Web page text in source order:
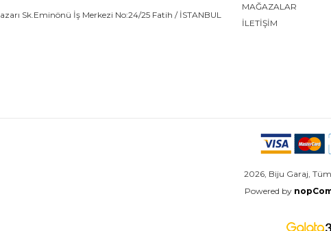
Sk.Eminönü İş Merkezi No:24/25 Fatih / İSTANBUL
MAĞAZALAR
İLETİŞİM
2026, Biju Garaj, Tüm
Powered by